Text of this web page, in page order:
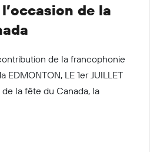
l’occasion de la
de la francophonie
EDMONTON, LE 1er JUILLET
la fête du Canada, la